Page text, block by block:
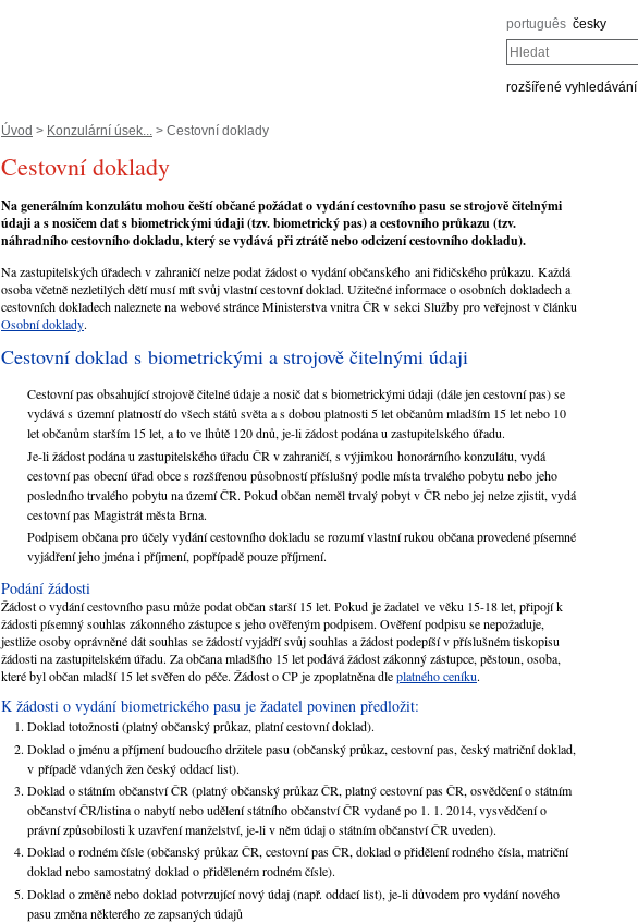
português česky
Hledat
rozšířené vyhledávání
Úvod > Konzulární úsek... > Cestovní doklady
Cestovní doklady
Na generálním konzulátu mohou čeští občané požádat o vydánícestovního pasu se strojově čitelnými
údaji a s nosičem dat s biometrickými údaji(tzv. biometrický pas) acestovního průkazu(tzv.
náhradního cestovního dokladu, který se vydává při ztrátě nebo odcizení cestovního dokladu).
Na zastupitelských úřadech v zahraničí nelze podat žádost o vydání občanského ani řidičského průkazu. Každá
osoba včetně nezletilých dětí musí mít svůj vlastní cestovní doklad. Užitečné informace o osobních dokladech a
cestovních dokladech naleznete na webové stránce Ministerstva vnitra ČR v sekci Služby pro veřejnost v článku
Osobní doklady.
Cestovní doklad s biometrickými a strojově čitelnými údaji
Cestovní pas obsahující strojově čitelné údaje a nosič dat s biometrickými údaji (dále jen cestovní pas) se
vydává s územní platností do všech států světa a s dobou platnosti 5 let občanům mladším 15 let nebo 10
let občanům starším 15 let, a to ve lhůtě 120 dnů, je-li žádost podána u zastupitelského úřadu.
Je-li žádost podána u zastupitelského úřadu ČR v zahraničí, s výjimkou honorárního konzulátu, vydá
cestovní pas obecní úřad obce s rozšířenou působností příslušný podle místa trvalého pobytu nebo jeho
posledního trvalého pobytu na území ČR. Pokud občan neměl trvalý pobyt v ČR nebo jej nelze zjistit, vydá
cestovní pas Magistrát města Brna.
Podpisem občana pro účely vydání cestovního dokladu se rozumí vlastní rukou občana provedené písemné
vyjádření jeho jména i příjmení, popřípadě pouze příjmení.
Podání žádosti
Žádost o vydání cestovního pasu může podat občan starší 15 let. Pokud je žadatel ve věku 15-18 let, připojí k
žádosti písemný souhlas zákonného zástupce s jeho ověřeným podpisem. Ověření podpisu se nepožaduje,
jestliže osoby oprávněné dát souhlas se žádostí vyjádří svůj souhlas a žádost podepíší v příslušném tiskopisu
žádosti na zastupitelském úřadu. Za občana mladšího 15 let podává žádost zákonný zástupce, pěstoun, osoba,
které byl občan mladší 15 let svěřen do péče. Žádost o CP je zpoplatněna dleplatného ceníku.
K žádosti o vydání biometrického pasu je žadatel povinen předložit:
Doklad totožnosti (platný občanský průkaz, platní cestovní doklad).
Doklad o jménu a příjmení budoucího držitele pasu (občanský průkaz, cestovní pas, český matriční doklad,
v případě vdaných žen český oddací list).
Doklad o státním občanství ČR (platný občanský průkaz ČR, platný cestovní pas ČR, osvědčení o státním
občanství ČR/listina o nabytí nebo udělení státního občanství ČR vydané po 1. 1. 2014, vysvědčení o
právní způsobilosti k uzavření manželství, je-li v něm údaj o státním občanství ČR uveden).
Doklad o rodném čísle (občanský průkaz ČR, cestovní pas ČR, doklad o přidělení rodného čísla, matriční
doklad nebo samostatný doklad o přiděleném rodném čísle).
Doklad o změně nebo doklad potvrzující nový údaj (např. oddací list), je-li důvodem pro vydání nového
pasu změna některého ze zapsaných údajů